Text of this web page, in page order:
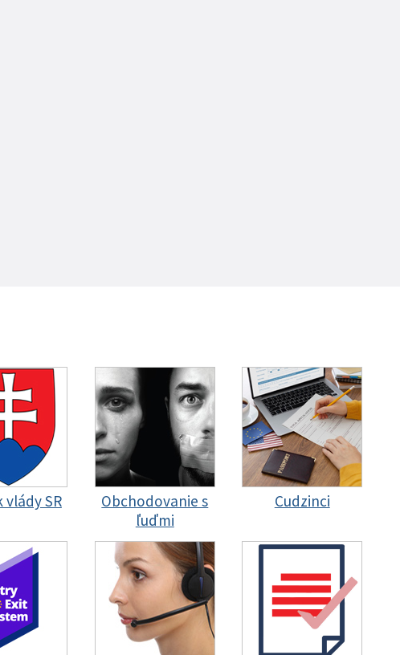
vlády SR
Obchodovanie s
ľuďmi
Cudzinci